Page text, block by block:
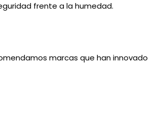
frente a la humedad.
marcas que han innovado